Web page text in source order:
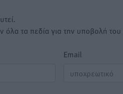
τα πεδία για την υποβολή του
Email